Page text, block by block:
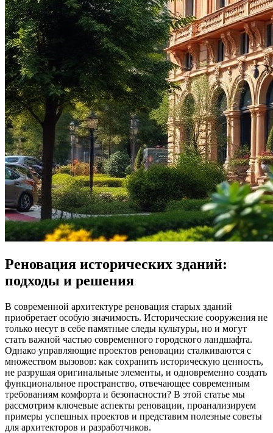
Реновация исторических зданий:
подходы и решения
В современной архитектуре реновация старых зданий
приобретает особую значимость. Исторические сооружения не
только несут в себе памятные следы культуры, но и могут
стать важной частью современного городского ландшафта.
Однако управляющие проектов реновации сталкиваются с
множеством вызовов: как сохранить историческую ценность,
не разрушая оригинальные элементы, и одновременно создать
функциональное пространство, отвечающее современным
требованиям комфорта и безопасности? В этой статье мы
рассмотрим ключевые аспекты реновации, проанализируем
примеры успешных проектов и представим полезные советы
для архитекторов и разработчиков.